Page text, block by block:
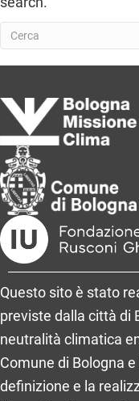
Questo sito è stato
previste dalla città di
neutralità climatica
Comune di Bologna
definizione e la